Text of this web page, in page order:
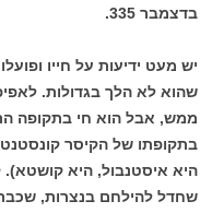
בדצמבר 335.
יש מעט ידיעות על חייו
שהוא לא הלך בגדולות.
ממש, אבל הוא חי בתקופה
בתקופתו של הקיסר
היא איסטנבול, היא קושטא).
שחדל להילחם בנצרות,